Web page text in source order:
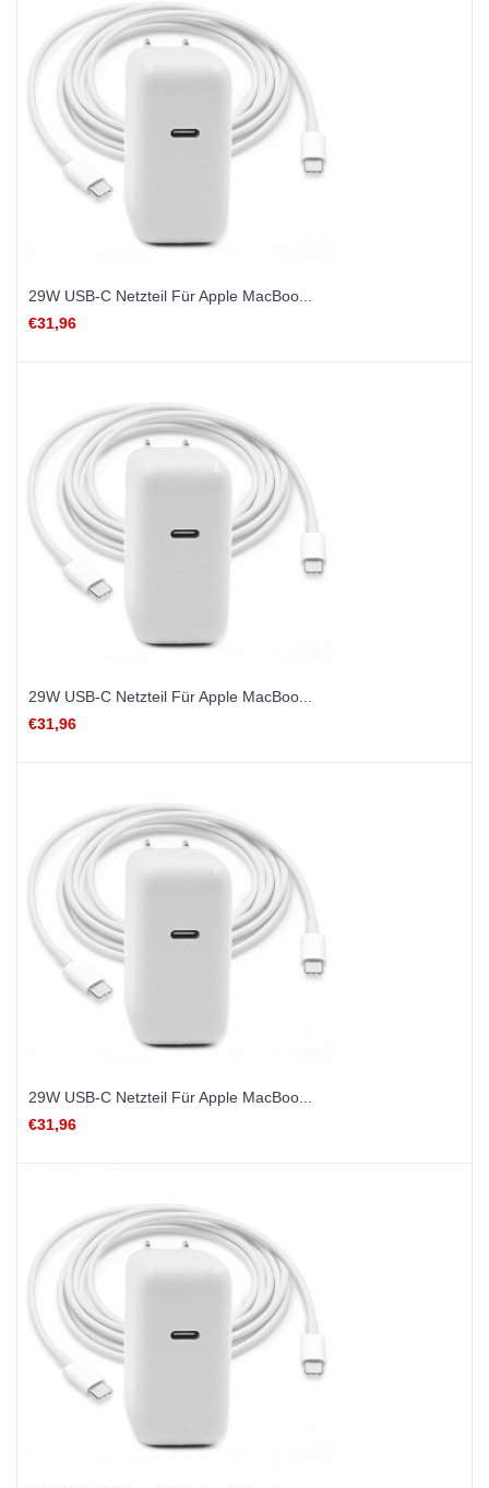
29W USB-C Netzteil Für Apple MacBoo...
€31,96
29W USB-C Netzteil Für Apple MacBoo...
€31,96
29W USB-C Netzteil Für Apple MacBoo...
€31,96